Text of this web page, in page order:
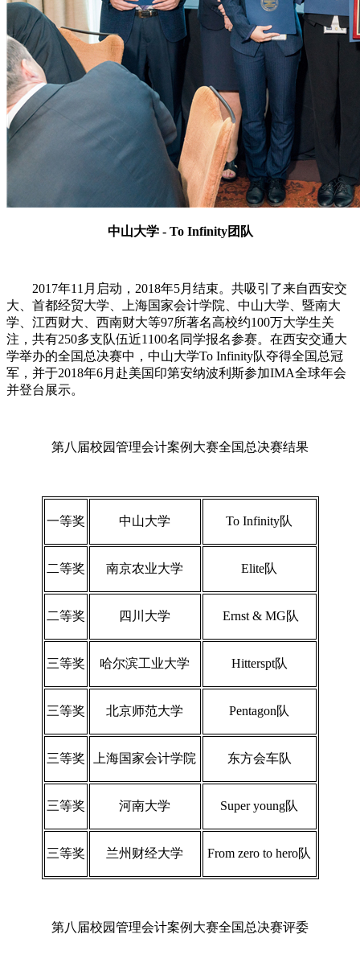
中山大学 - To Infinity团队
2017年11月启动，2018年5月结束。共吸引了来自西安交
大、首都经贸大学、上海国家会计学院、中山大学、暨南大
学、江西财大、西南财大等97所著名高校约100万大学生关
注，共有250多支队伍近1100名同学报名参赛。在西安交通大
学举办的全国总决赛中，中山大学To Infinity队夺得全国总冠
军，并于2018年6月赴美国印第安纳波利斯参加IMA全球年会
并登台展示。
第八届校园管理会计案例大赛全国总决赛结果
一等奖 中山大学 To Infinity队
二等奖 南京农业大学 Elite队
二等奖 四川大学 Ernst & MG队
三等奖 哈尔滨工业大学 Hitterspt队
三等奖 北京师范大学 Pentagon队
三等奖 上海国家会计学院 东方会车队
三等奖 河南大学 Super young队
三等奖 兰州财经大学 From zero to hero队
第八届校园管理会计案例大赛全国总决赛评委